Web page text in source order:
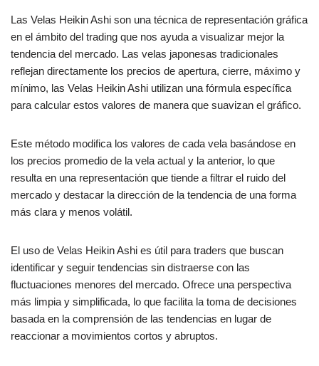
Las Velas Heikin Ashi son una técnica de representación gráfica
en el ámbito del trading que nos ayuda a visualizar mejor la
tendencia del mercado. Las velas japonesas tradicionales
reflejan directamente los precios de apertura, cierre, máximo y
mínimo, las Velas Heikin Ashi utilizan una fórmula específica
para calcular estos valores de manera que suavizan el gráfico.
Este método modifica los valores de cada vela basándose en
los precios promedio de la vela actual y la anterior, lo que
resulta en una representación que tiende a filtrar el ruido del
mercado y destacar la dirección de la tendencia de una forma
más clara y menos volátil.
El uso de Velas Heikin Ashi es útil para traders que buscan
identificar y seguir tendencias sin distraerse con las
fluctuaciones menores del mercado. Ofrece una perspectiva
más limpia y simplificada, lo que facilita la toma de decisiones
basada en la comprensión de las tendencias en lugar de
reaccionar a movimientos cortos y abruptos.